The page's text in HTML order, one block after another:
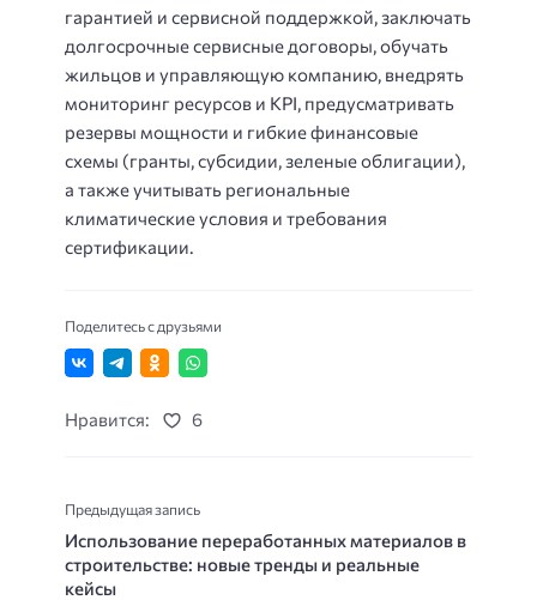
гарантией и сервисной поддержкой, заключать
долгосрочные сервисные договоры, обучать
жильцов и управляющую компанию, внедрять
мониторинг ресурсов и KPI, предусматривать
резервы мощности и гибкие финансовые
схемы (гранты, субсидии, зеленые облигации),
а также учитывать региональные
климатические условия и требования
сертификации.
Поделитесь с друзьями
Нравится: 6
Предыдущая запись
Использование переработанных материалов в
строительстве: новые тренды и реальные
кейсы